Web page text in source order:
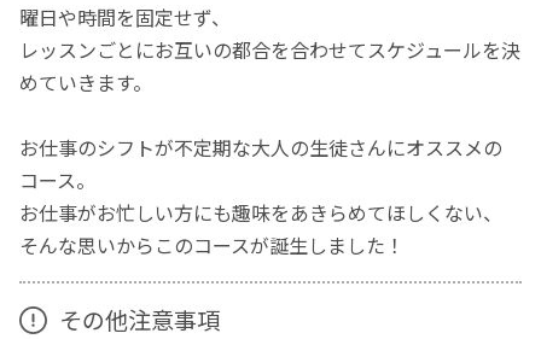
曜日や時間を固定せず、
レッスンごとにお互いの都合を合わせてスケジュールを決
めていきます。
​お仕事のシフトが不定期な大人の生徒さんにオススメの
コース。
お仕事がお忙しい方にも趣味をあきらめてほしくない、
そんな思いからこのコースが誕生しました！
その他注意事項